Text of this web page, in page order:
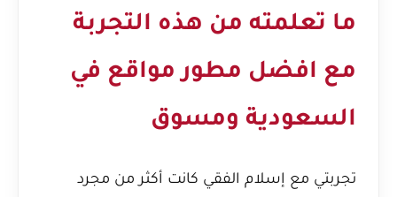
ما تعلمته من هذه التجربة
مع افضل مطور مواقع في
السعودية ومسوق
تجربتي مع إسلام الفقي كانت أكثر من مجرد